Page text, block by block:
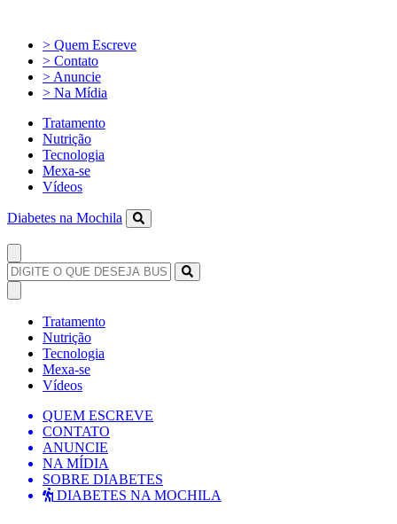
> Quem Escreve
> Contato
> Anuncie
> Na Mídia
Tratamento
Nutrição
Tecnologia
Mexa-se
Vídeos
Diabetes na Mochila
Tratamento
Nutrição
Tecnologia
Mexa-se
Vídeos
QUEM ESCREVE
CONTATO
ANUNCIE
NA MÍDIA
SOBRE DIABETES
DIABETES NA MOCHILA